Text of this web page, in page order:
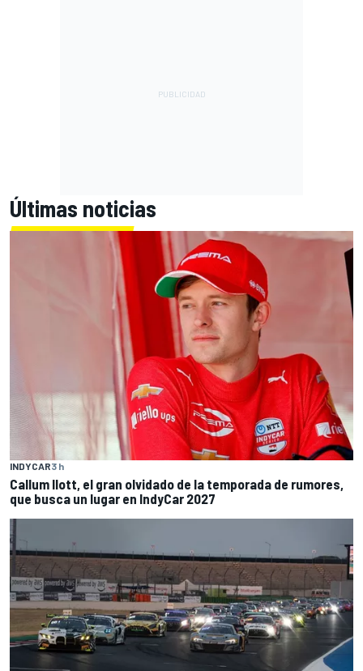
Últimas noticias
INDYCAR3 h
Callum Ilott, el gran olvidado de la temporada de rumores,
que busca un lugar en IndyCar 2027